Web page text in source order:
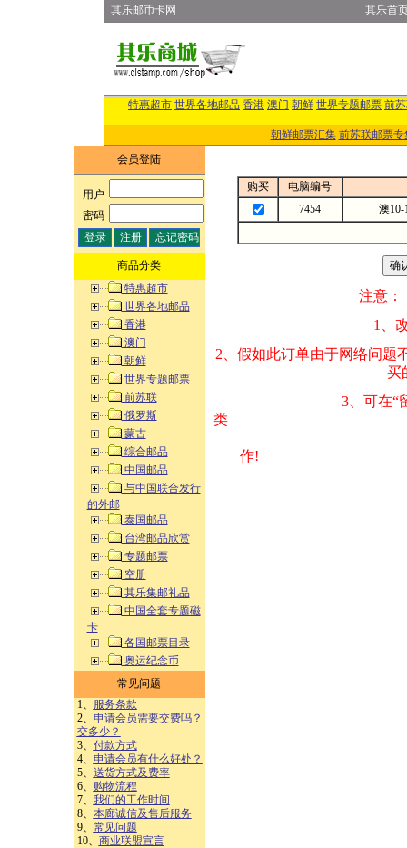
其乐邮币卡网 其乐首
特惠超市 世界各地邮品 香港 澳门 朝鲜 世界专题邮票 前
朝鲜邮票汇集 前苏联邮票专
会员登陆
用户:
密码:
商品分类
特惠超市
世界各地邮品
香港
澳门
朝鲜
世界专题邮票
前苏联
俄罗斯
蒙古
综合邮品
中国邮品
与中国联合发行
的外邮
泰国邮品
台湾邮品欣赏
专题邮票
空册
其乐集邮礼品
中国全套专题磁
卡
各国邮票目录
奥运纪念币
常见问题
1、
服务条款
2、 申请会员需要交费吗？
交多少？
3、 付款方式
4、 申请会员有什么好处？
5、 送货方式及费率
6、
购物流程
7、 我们的工作时间
8、 本廊诚信及售后服务
9、 常见问题
10、 商业联盟宣言
购买
电脑编号
7454
澳
注意：
1、改变商品数量
2、假如此订单由
买的邮品的“
3、可在“
类 方式告之
作!